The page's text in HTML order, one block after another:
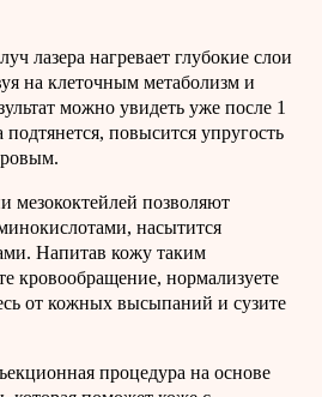
луч лазера нагревает глубокие слои
на клеточным метаболизм и
можно увидеть уже после 1
повысится упругость
мезококтейлей позволяют
насытится
Напитав кожу таким
кровообращение, нормализуете
от кожных высыпаний и сузите
процедура на основе